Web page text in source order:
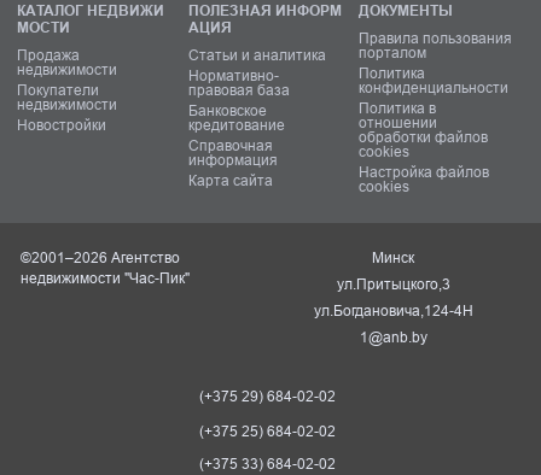
КАТАЛОГ НЕДВИЖИ
МОСТИ
Продажа
недвижимости
Покупатели
недвижимости
Новостройки
ПОЛЕЗНАЯ ИНФОРМ
АЦИЯ
Статьи и аналитика
Нормативно-
правовая база
Банковское
кредитование
Справочная
информация
Карта сайта
ДОКУМЕНТЫ
Правила пользования
порталом
Политика
конфиденциальности
Политика в
отношении
обработки файлов
cookies
Настройка файлов
cookies
©2001–2026 Агентство
недвижимости "Час-Пик"
Минск
ул.Притыцкого,3
ул.Богдановича,124-4Н
1@anb.by
(+375 29) 684-02-02
(+375 25) 684-02-02
(+375 33) 684-02-02